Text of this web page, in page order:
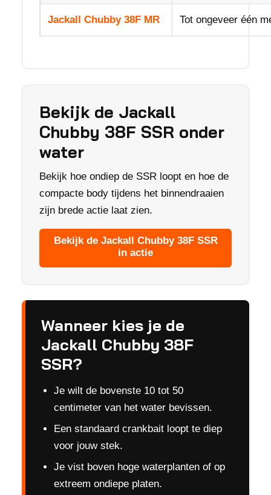
Jackall Chubby 38F MR Tot ongeveer één
Bekijk de Jackall
Chubby 38F SSR onder
water
Bekijk hoe ondiep de SSR loopt en hoe de
compacte body tijdens het binnendraaien
zijn brede actie laat zien.
Bekijk de Jackall Chubby 38F SSR
in actie
Wanneer kies je de
Jackall Chubby 38F
SSR?
Je wilt de bovenste 10 tot 50
centimeter van het water bevissen.
Een standaard crankbait loopt te diep
voor jouw stek.
Je vist boven hoge waterplanten of op
extreem ondiepe platen.